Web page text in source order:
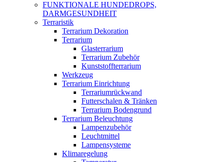
FUNKTIONALE HUNDEDROPS,
DARMGESUNDHEIT
Terraristik
Terrarium Dekoration
Terrarium
Glasterrarium
Terrarium Zubehör
Kunststoffterrarium
Werkzeug
Terrarium Einrichtung
Terrariumrückwand
Futterschalen & Tränken
Terrarium Bodengrund
Terrarium Beleuchtung
Lampenzubehör
Leuchtmittel
Lampensysteme
Klimaregelung